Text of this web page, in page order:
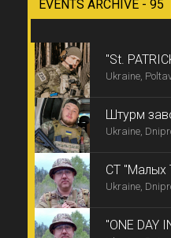
EVENTS ARCHIVE - 95
"St.
Ukraine,
Штурм
Ukraine,
СТ "Малых
Ukraine,
"ONE DAY